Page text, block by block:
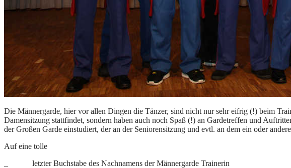
Die Männergarde, hier vor allen Dingen die Tänzer, sind nicht nur sehr eifrig (!) beim
Damensitzung stattfindet, sondern haben auch noch Spaß (!) an Gardetreffen und
der Großen Garde einstudiert, der an der Seniorensitzung und evtl. an dem ein oder
Auf eine tolle
_ letzter Buchstabe des Nachnamens der Männergarde Trainerin